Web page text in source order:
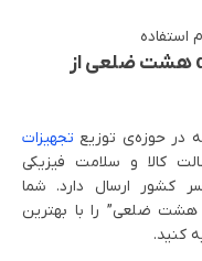
خرید ترازو دیجیتالی وزن کشی dpa هشت ضلعی از
در حوزه‌ی توزیع تجهیزات
کالا و سلامت فیزیکی
کشور ارسال دارد. شما
می‌توانید “ترازو دیجیتالی وزن کشی dpa هشت ضلعی” را با بهترین
کنید.